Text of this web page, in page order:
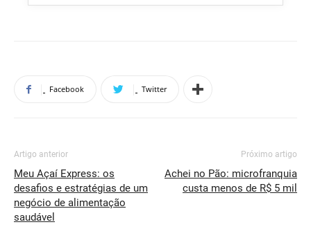
Facebook Twitter
Artigo anterior
Meu Açaí Express: os
desafios e estratégias de um
negócio de alimentação
saudável
Próximo artigo
Achei no Pão: microfranquia
custa menos de R$ 5 mil